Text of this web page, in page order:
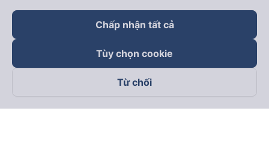
Theo dõi chúng tôi trên
Chấp nhận tất cả
Tùy chọn cookie
Từ chối